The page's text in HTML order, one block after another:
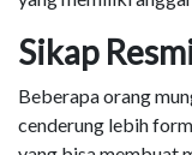
Sikap
Beberapa orang
cenderung lebih